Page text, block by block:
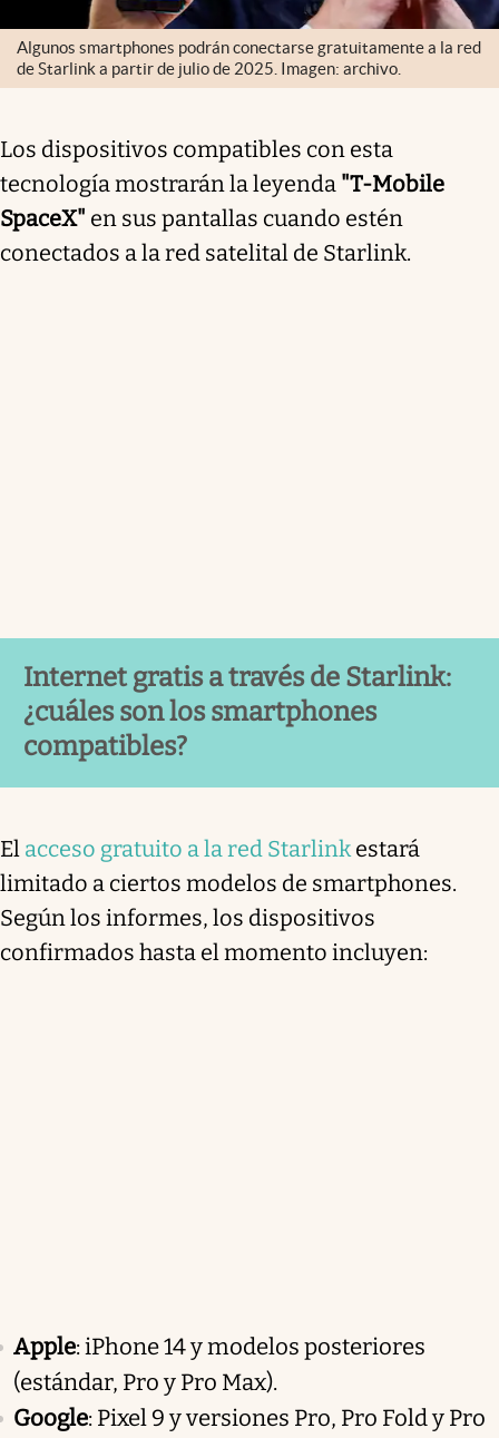
Algunos smartphones podrán conectarse gratuitamente a la red
de Starlink a partir de julio de 2025. Imagen: archivo.
Los dispositivos compatibles con esta
tecnología mostrarán la leyenda "T-Mobile
SpaceX" en sus pantallas cuando estén
conectados a la red satelital de Starlink.
Internet gratis a través de Starlink:
¿cuáles son los smartphones
compatibles?
El acceso gratuito a la red Starlink estará
limitado a ciertos modelos de smartphones.
Según los informes, los dispositivos
confirmados hasta el momento incluyen:
Apple: iPhone 14 y modelos posteriores
(estándar, Pro y Pro Max).
Google: Pixel 9 y versiones Pro, Pro Fold y Pro